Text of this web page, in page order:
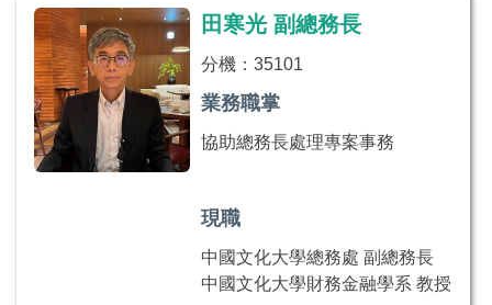
田寒光 副總務長
分機：35101
業務職掌
協助總務長處理專案事務
現職
中國文化大學總務處 副總務長
中國文化大學財務金融學系 教授